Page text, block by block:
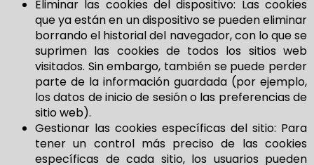
Eliminar las cookies del dispositivo: Las cookies
que ya están en un dispositivo se pueden eliminar
borrando el historial del navegador, con lo que se
suprimen las cookies de todos los sitios web
visitados. Sin embargo, también se puede perder
parte de la información guardada (por ejemplo,
los datos de inicio de sesión o las preferencias de
sitio web).
Gestionar las cookies específicas del sitio: Para
tener un control más preciso de las cookies
específicas de cada sitio, los usuarios pueden